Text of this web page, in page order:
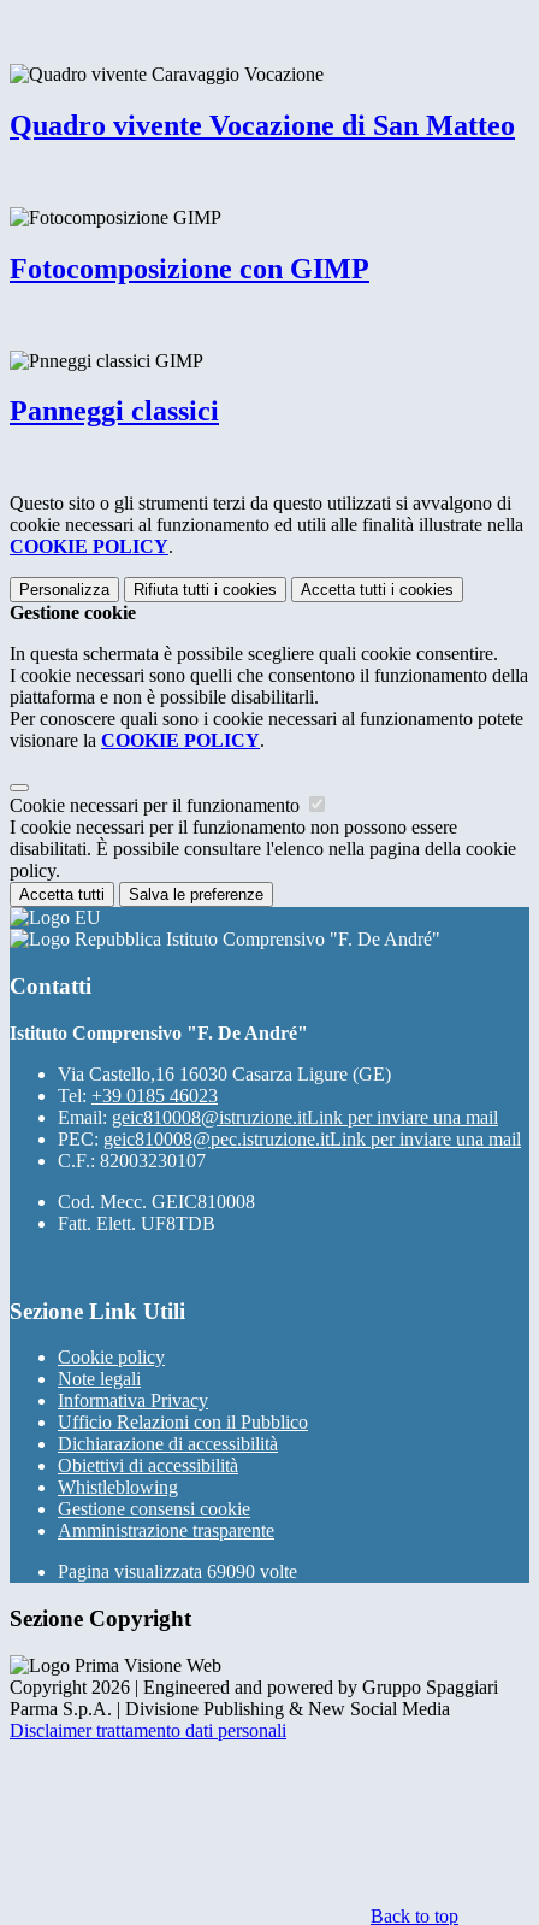
Quadro vivente Vocazione di San Matteo
Fotocomposizione con GIMP
Panneggi classici
Questo sito o gli strumenti terzi da questo utilizzati si avvalgono di
cookie necessari al funzionamento ed utili alle finalità illustrate nella
COOKIE POLICY.
Personalizza Rifiuta tutti i cookies Accetta tutti i cookies
Gestione cookie
In questa schermata è possibile scegliere quali cookie consentire.
I cookie necessari sono quelli che consentono il funzionamento della
piattaforma e non è possibile disabilitarli.
Per conoscere quali sono i cookie necessari al funzionamento potete
visionare la COOKIE POLICY.
Cookie necessari per il funzionamento
I cookie necessari per il funzionamento non possono essere
disabilitati. È possibile consultare l'elenco nella pagina della cookie
policy.
Accetta tutti Salva le preferenze
Istituto Comprensivo "F. De André"
Contatti
Istituto Comprensivo "F. De André"
Via Castello,16 16030 Casarza Ligure (GE)
Tel: +39 0185 46023
Email: geic810008@istruzione.itLink per inviare una mail
PEC: geic810008@pec.istruzione.itLink per inviare una mail
C.F.: 82003230107
Cod. Mecc. GEIC810008
Fatt. Elett. UF8TDB
Sezione Link Utili
Cookie policy
Note legali
Informativa Privacy
Ufficio Relazioni con il Pubblico
Dichiarazione di accessibilità
Obiettivi di accessibilità
Whistleblowing
Gestione consensi cookie
Amministrazione trasparente
Pagina visualizzata 69090 volte
Sezione Copyright
Copyright 2026 | Engineered and powered by Gruppo Spaggiari
Parma S.p.A. | Divisione Publishing & New Social Media
Disclaimer trattamento dati personali
Back to top